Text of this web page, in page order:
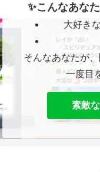
✨こんなあな
大好き
そんなあなたが
一度目
素敵